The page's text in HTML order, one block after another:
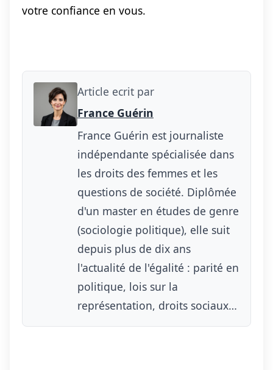
votre confiance en vous.
Article ecrit par
France Guérin
France Guérin est journaliste
indépendante spécialisée dans
les droits des femmes et les
questions de société. Diplômée
d'un master en études de genre
(sociologie politique), elle suit
depuis plus de dix ans
l'actualité de l'égalité : parité en
politique, lois sur la
représentation, droits sociaux…